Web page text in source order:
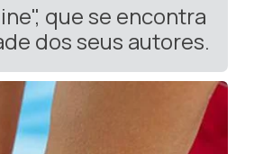
que se encontra
dos seus autores.